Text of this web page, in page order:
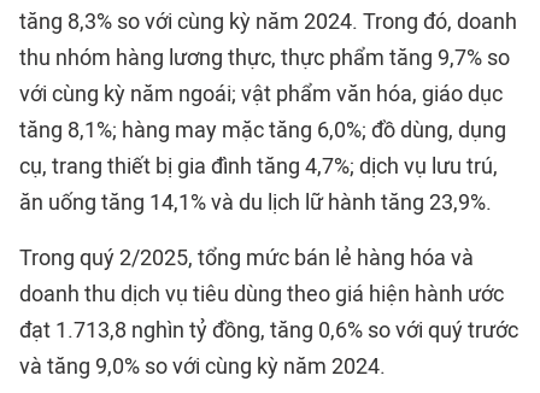
tăng 8,3% so với cùng kỳ năm 2024. Trong đó, doanh
thu nhóm hàng lương thực, thực phẩm tăng 9,7% so
với cùng kỳ năm ngoái; vật phẩm văn hóa, giáo dục
tăng 8,1%; hàng may mặc tăng 6,0%; đồ dùng, dụng
cụ, trang thiết bị gia đình tăng 4,7%; dịch vụ lưu trú,
ăn uống tăng 14,1% và du lịch lữ hành tăng 23,9%.
Trong quý 2/2025, tổng mức bán lẻ hàng hóa và
doanh thu dịch vụ tiêu dùng theo giá hiện hành ước
đạt 1.713,8 nghìn tỷ đồng, tăng 0,6% so với quý trước
và tăng 9,0% so với cùng kỳ năm 2024.